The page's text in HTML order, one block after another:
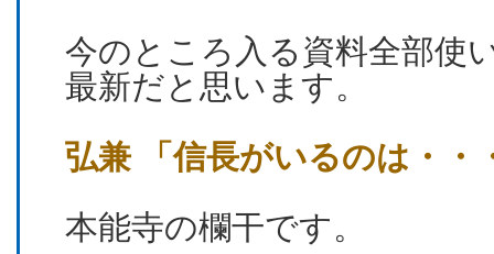
今のところ入る資料全部使
最新だと思います。
弘兼 「信長がいるのは・・
本能寺の欄干です。